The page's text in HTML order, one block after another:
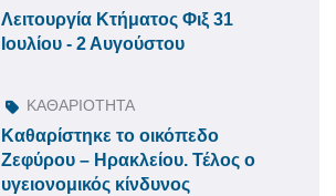
Λειτουργία Κτήματος Φιξ 31
Ιουλίου - 2 Αυγούστου
ΚΑΘΑΡΙΟΤΗΤΑ
Καθαρίστηκε το οικόπεδο
Ζεφύρου – Ηρακλείου. Τέλος ο
υγειονομικός κίνδυνος